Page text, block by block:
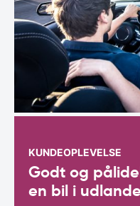
KUNDEOPLEVELSE
Godt og
en bil i